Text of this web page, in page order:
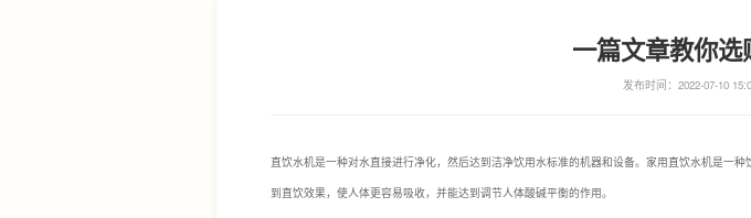
一篇文章教你
发布时间：2022-07-10
直饮水机是一种对水直接进行净化，然后达到洁净饮用水标准的机器和设备。家用直饮水机是一
到直饮效果，使人体更容易吸收，并能达到调节人体酸碱平衡的作用。